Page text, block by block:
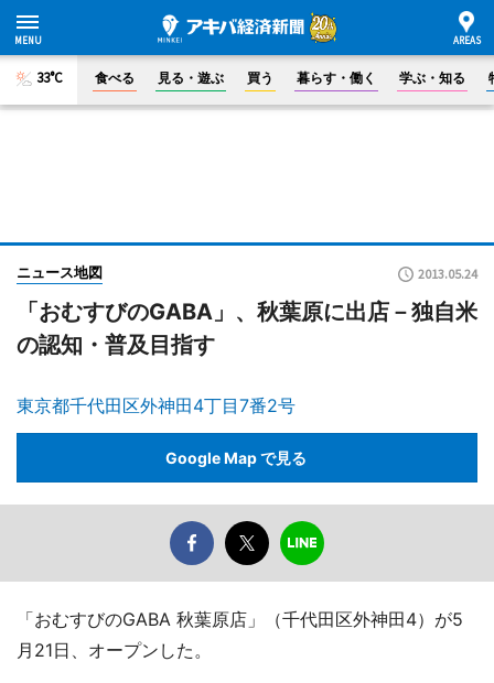
33°C 食べる 見る・遊ぶ 買う 暮らす・働く 学ぶ・知る
ニュース地図 2013.05.24
「おむすびのGABA」、秋葉原に出店－独自米
の認知・普及目指す
東京都千代田区外神田4丁目7番2号
Google Map で見る
「おむすびのGABA 秋葉原店」（千代田区外神田4）が5
月21日、オープンした。